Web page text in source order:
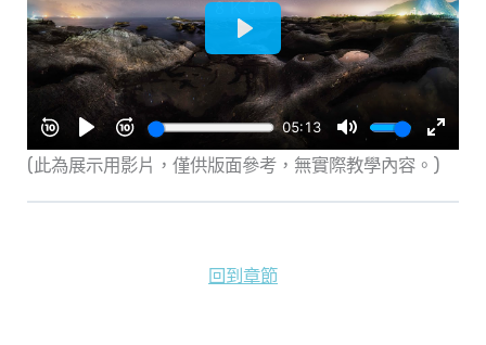
(此為展示用影片，僅供版面參考，無實際教學內容。)
回到章節